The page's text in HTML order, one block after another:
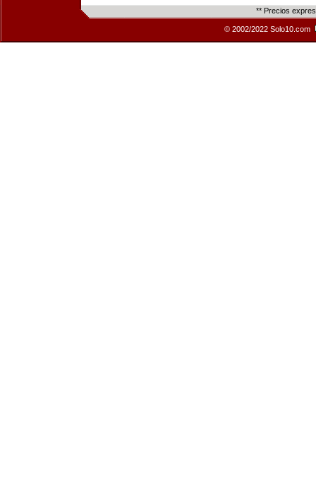
** Precios
© 2002/2022 Solo10.com